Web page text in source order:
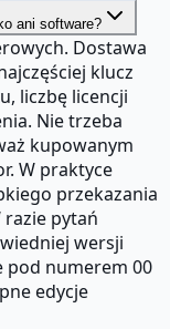
ani software?
Dostawa
klucz
liczbę licencji
Nie trzeba
kupowanym
W praktyce
przekazania
pytań
wersji
pod numerem 00
edycje